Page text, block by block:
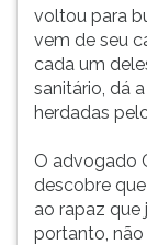
voltou para
vem de seu
cada um
sanitário, dá
herdadas
O advogado
descobre
ao rapaz que
portanto, não